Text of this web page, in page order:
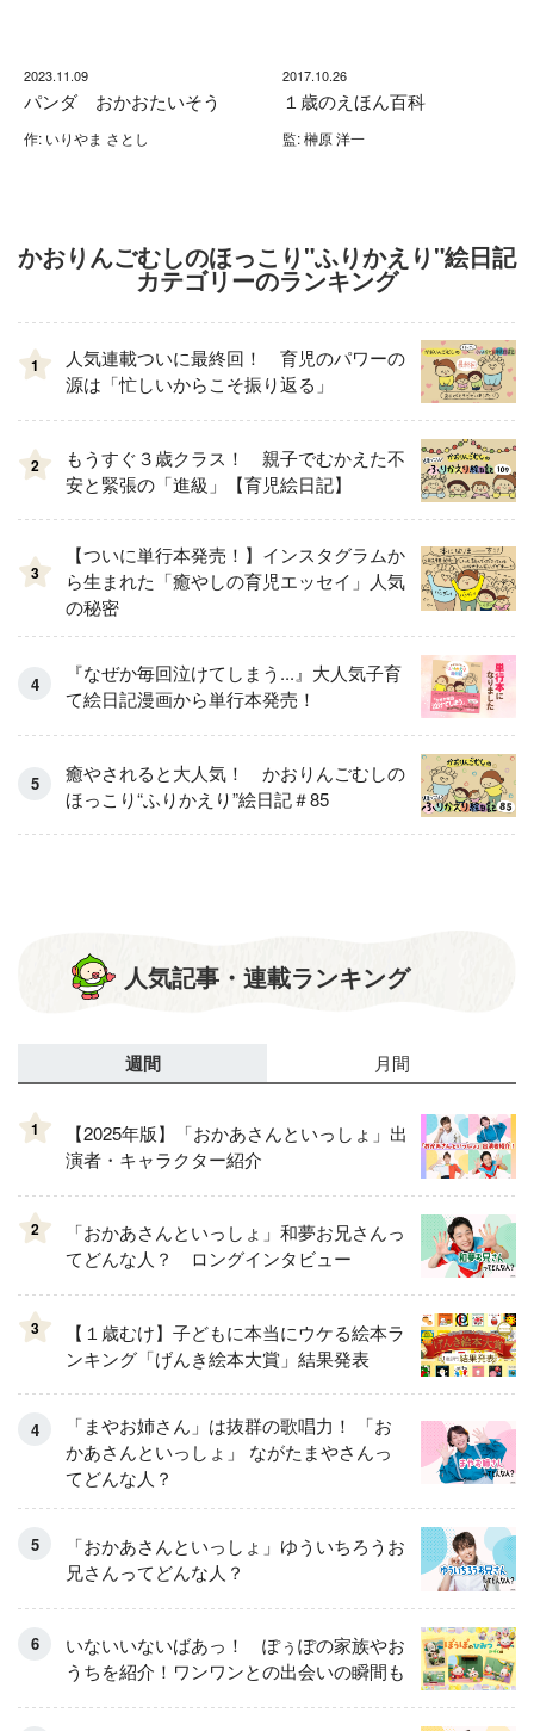
2023.11.09
パンダ おかおたいそう
作: いりやま さとし
2017.10.26
１歳のえほん百科
監: 榊原 洋一
かおりんごむしのほっこり"ふりかえり"絵日記
カテゴリーのランキング
1
人気連載ついに最終回！ 育児のパワーの
源は「忙しいからこそ振り返る」
2
もうすぐ３歳クラス！ 親子でむかえた不
安と緊張の「進級」【育児絵日記】
3
【ついに単行本発売！】インスタグラムか
ら生まれた「癒やしの育児エッセイ」人気
の秘密
『なぜか毎回泣けてしまう...』大人気子育
て絵日記漫画から単行本発売！
癒やされると大人気！ かおりんごむしの
ほっこり“ふりかえり”絵日記＃85
人気記事・連載ランキング
週間 月間
1
【2025年版】「おかあさんといっしょ」出
演者・キャラクター紹介
2
「おかあさんといっしょ」和夢お兄さんっ
てどんな人？ ロングインタビュー
3
【１歳むけ】子どもに本当にウケる絵本ラ
ンキング「げんき絵本大賞」結果発表
「まやお姉さん」は抜群の歌唱力！ 「お
かあさんといっしょ」 ながたまやさんっ
てどんな人？
「おかあさんといっしょ」ゆういちろうお
兄さんってどんな人？
いないいないばあっ！ ぽぅぽの家族やお
うちを紹介！ワンワンとの出会いの瞬間も